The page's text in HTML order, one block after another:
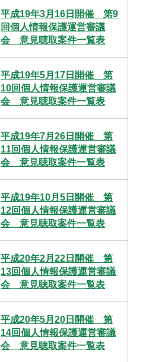
平成19年3月16日開催 第9
回個人情報保護運営審議
会 意見聴取案件一覧表
平成19年5月17日開催 第
10回個人情報保護運営審議
会 意見聴取案件一覧表
平成19年7月26日開催 第
11回個人情報保護運営審議
会 意見聴取案件一覧表
平成19年10月5日開催 第
12回個人情報保護運営審議
会 意見聴取案件一覧表
平成20年2月22日開催 第
13回個人情報保護運営審議
会 意見聴取案件一覧表
平成20年5月20日開催 第
14回個人情報保護運営審議
会 意見聴取案件一覧表